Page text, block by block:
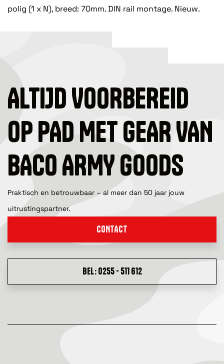
polig (1 x N), breed: 70mm. DIN rail montage. Nieuw.
ALTIJD VOORBEREID
OP PAD MET GEAR VAN
BACO ARMY GOODS
Praktisch en betrouwbaar – al meer dan 50 jaar jouw
uitrustingspartner.
CONTACT
BEL: 0255 - 511 612